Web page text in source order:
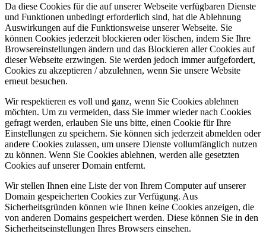
Da diese Cookies für die auf unserer Webseite verfügbaren Dienste
und Funktionen unbedingt erforderlich sind, hat die Ablehnung
Auswirkungen auf die Funktionsweise unserer Webseite. Sie
können Cookies jederzeit blockieren oder löschen, indem Sie Ihre
Browsereinstellungen ändern und das Blockieren aller Cookies auf
dieser Webseite erzwingen. Sie werden jedoch immer aufgefordert,
Cookies zu akzeptieren / abzulehnen, wenn Sie unsere Website
erneut besuchen.
Wir respektieren es voll und ganz, wenn Sie Cookies ablehnen
möchten. Um zu vermeiden, dass Sie immer wieder nach Cookies
gefragt werden, erlauben Sie uns bitte, einen Cookie für Ihre
Einstellungen zu speichern. Sie können sich jederzeit abmelden oder
andere Cookies zulassen, um unsere Dienste vollumfänglich nutzen
zu können. Wenn Sie Cookies ablehnen, werden alle gesetzten
Cookies auf unserer Domain entfernt.
Wir stellen Ihnen eine Liste der von Ihrem Computer auf unserer
Domain gespeicherten Cookies zur Verfügung. Aus
Sicherheitsgründen können wie Ihnen keine Cookies anzeigen, die
von anderen Domains gespeichert werden. Diese können Sie in den
Sicherheitseinstellungen Ihres Browsers einsehen.